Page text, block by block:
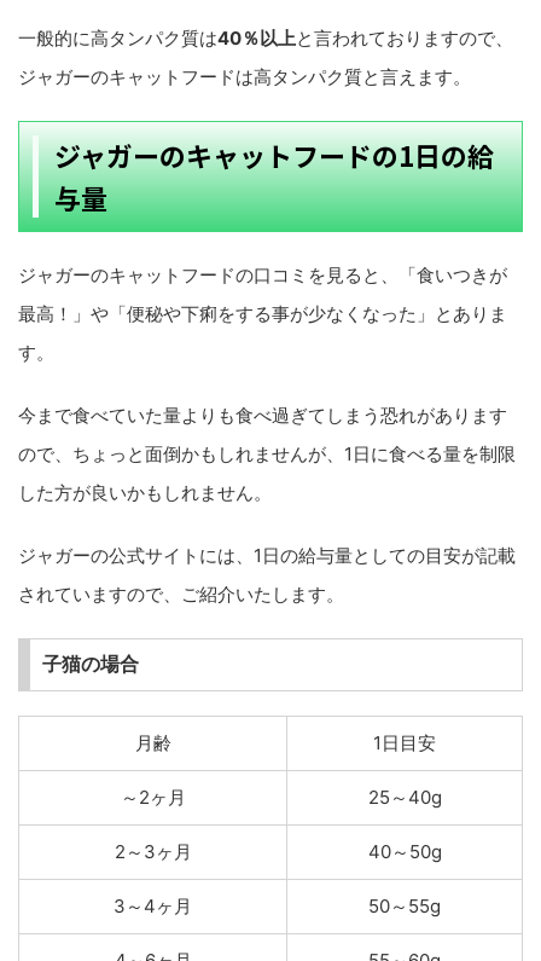
一般的に高タンパク質は40％以上と言われておりますので、
ジャガーのキャットフードは高タンパク質と言えます。
ジャガーのキャットフードの1日の給
与量
ジャガーのキャットフードの口コミを見ると、「食いつきが
最高！」や「便秘や下痢をする事が少なくなった」とありま
す。
今まで食べていた量よりも食べ過ぎてしまう恐れがあります
ので、ちょっと面倒かもしれませんが、1日に食べる量を制限
した方が良いかもしれません。
ジャガーの公式サイトには、1日の給与量としての目安が記載
されていますので、ご紹介いたします。
子猫の場合
月齢 1日目安
～2ヶ月 25～40g
2～3ヶ月 40～50g
3～4ヶ月 50～55g